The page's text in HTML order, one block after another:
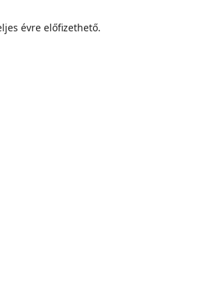
évre előfizethető.